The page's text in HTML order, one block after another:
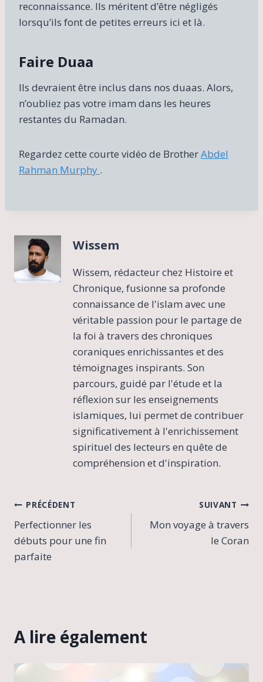
reconnaissance. Ils méritent d’être négligés
lorsqu’ils font de petites erreurs ici et là.
Faire Duaa
Ils devraient être inclus dans nos duaas. Alors,
n’oubliez pas votre imam dans les heures
restantes du Ramadan.
Regardez cette courte vidéo de BrotherAbdel
Rahman Murphy .
Wissem
Wissem, rédacteur chez Histoire et
Chronique, fusionne sa profonde
connaissance de l'islam avec une
véritable passion pour le partage de
la foi à travers des chroniques
coraniques enrichissantes et des
témoignages inspirants. Son
parcours, guidé par l'étude et la
réflexion sur les enseignements
islamiques, lui permet de contribuer
significativement à l'enrichissement
spirituel des lecteurs en quête de
compréhension et d'inspiration.
Navigation
de
l’article
PRÉCÉDENT
Perfectionner les
débuts pour une fin
parfaite
SUIVANT
Mon voyage à travers
le Coran
A lire également